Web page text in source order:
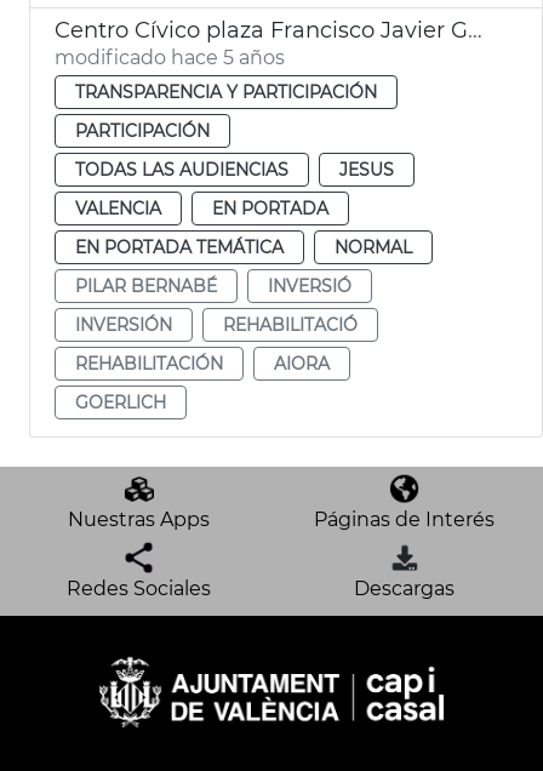
Centro Cívico plaza Francisco Javier Goerlich Lleó
modificado hace 5 años
TRANSPARENCIA Y PARTICIPACIÓN
PARTICIPACIÓN
TODAS LAS AUDIENCIAS
JESUS
VALENCIA
EN PORTADA
EN PORTADA TEMÁTICA
NORMAL
PILAR BERNABÉ
INVERSIÓ
INVERSIÓN
REHABILITACIÓ
REHABILITACIÓN
AIORA
GOERLICH
Nuestras Apps Páginas de Interés
Redes Sociales Descargas